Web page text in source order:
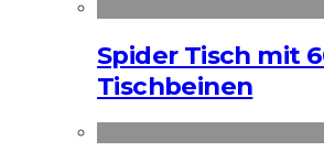
Spider Tisch mit
Tischbeinen